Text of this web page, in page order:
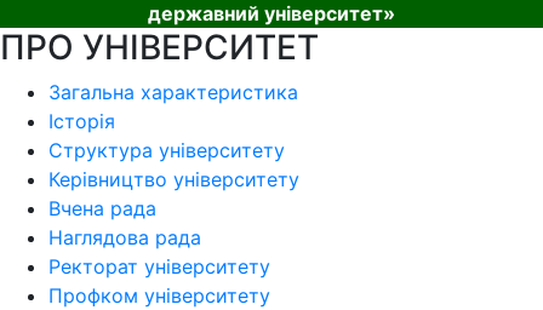
державний університет»
ПРО УНІВЕРСИТЕТ
Загальна характеристика
Історія
Структура університету
Керівництво університету
Вчена рада
Наглядова рада
Ректорат університету
Профком університету